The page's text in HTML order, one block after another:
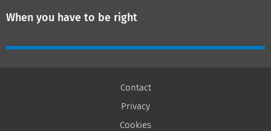
When you have to be right
Contact
Privacy
Cookies